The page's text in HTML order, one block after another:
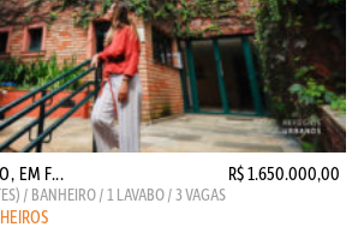
EM F... R$ 1.650.000,00
/ BANHEIRO / 1 LAVABO / 3 VAGAS